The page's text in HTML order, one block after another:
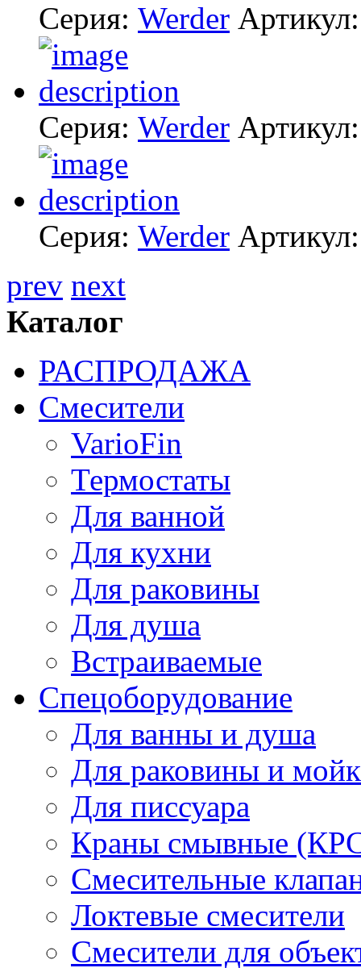
Серия: Werder
Серия: Werder
Серия: Werder
prev next
Каталог
РАСПРОДАЖА
Смесители
VarioFin
Термостаты
Для ванной
Для кухни
Для раковины
Для душа
Встраиваемые
Спецоборудование
Для ванны и душа
Для раковины и
Для писсуара
Краны смывные
Смесительные
Локтевые смесители
Смесители для